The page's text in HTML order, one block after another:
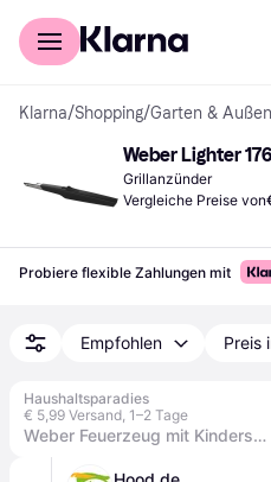
Für Shopper
Klarna/Shopping/Garten &
Weber Lighter
Grillanzünder
Vergleiche Preise von
Probiere flexible Zahlungen mit
Empfohlen Preis
Haushaltsparadies
€ 5,99 Versand, 1–2 Tage
Weber Feuerzeug mit Kindersicherung, nachfüllbar